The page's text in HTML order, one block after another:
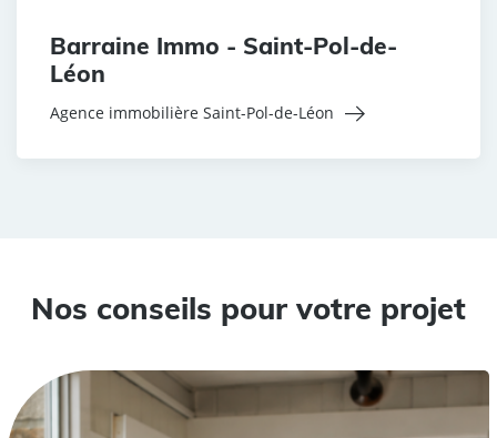
Barraine Immo - Saint-Pol-de-
Léon
Agence immobilière Saint-Pol-de-Léon
Nos conseils pour votre projet